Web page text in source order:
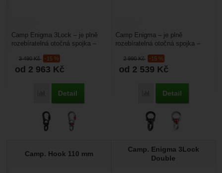
3 490Kč -15 %
od 2 963 Kč
Porovnat
Detail
Camp Enigma 3Lock – je plně
rozebíratelná otočná spojka –
kroucení lana, který...
2 990Kč -15 %
od 2 539 Kč
Porovnat
Detail
Camp Enigma – je plně
rozebíratelná otočná spojka –
kroucení lana. Má velká...
Camp. Hook 110 mm
Camp. Enigma 3Lock
Double